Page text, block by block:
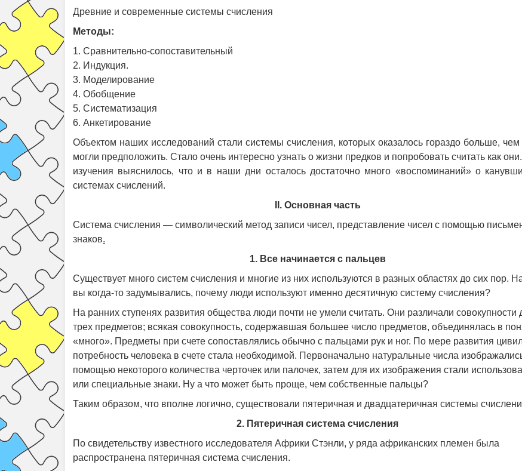
Древние и современные системы счисления
Методы:
1. Сравнительно-сопоставительный
2. Индукция.
3. Моделирование
4. Обобщение
5. Систематизация
6. Анкетирование
Объектом наших исследований стали системы счисления, которых оказалось гораздо больше,
могли предположить. Стало очень интересно узнать о жизни предков и попробовать считать как
изучения выяснилось, что и в наши дни осталось достаточно много «воспоминаний» о
системах счислений.
II. Основная часть
Система счисления — символический метод записи чисел, представление чисел с помощью
знаков.
1. Все начинается с пальцев
Существует много систем счисления и многие из них используются в разных областях до сих пор.
вы когда-то задумывались, почему люди используют именно десятичную систему счисления?
На ранних ступенях развития общества люди почти не умели считать. Они различали совокупности
трех предметов; всякая совокупность, содержавшая большее число предметов, объединялась в
«много». Предметы при счете сопоставлялись обычно с пальцами рук и ног. По мере развития
потребность человека в счете стала необходимой. Первоначально натуральные числа
помощью некоторого количества черточек или палочек, затем для их изображения стали
или специальные знаки. Ну а что может быть проще, чем собственные пальцы?
Таким образом, что вполне логично, существовали пятеричная и двадцатеричная системы
2. Пятеричная система счисления
По свидетельству известного исследователя Африки Стэнли, у ряда африканских племен была
распространена пятеричная система счисления.